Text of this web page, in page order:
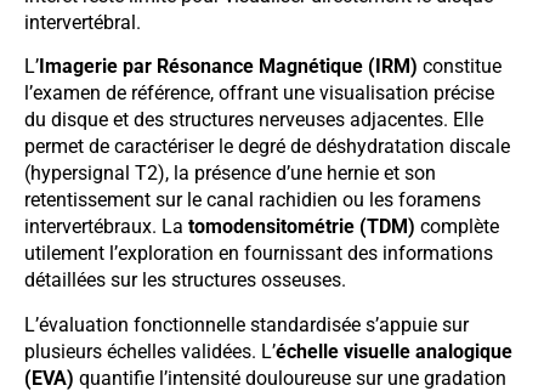
intervertébral.
L’ Imagerie par Résonance Magnétique (IRM) constitue
l’examen de référence, offrant une visualisation précise
du disque et des structures nerveuses adjacentes. Elle
permet de caractériser le degré de déshydratation discale
(hypersignal T2), la présence d’une hernie et son
retentissement sur le canal rachidien ou les foramens
intervertébraux. La tomodensitométrie (TDM) complète
utilement l’exploration en fournissant des informations
détaillées sur les structures osseuses.
L’évaluation fonctionnelle standardisée s’appuie sur
plusieurs échelles validées. L’échelle visuelle analogique
(EVA) quantifie l’intensité douloureuse sur une gradation